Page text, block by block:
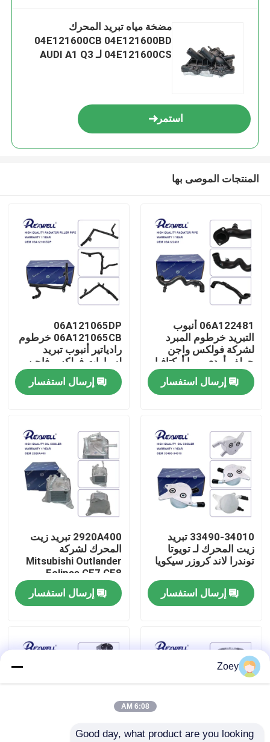
المنزل
المنتجات
فيديوهات
حولنا
جولة في المصنع
مراقبة الجودة
أخبار
اطلب اقتباس
مضخة مياه تبريد المحرك
04E121600CB 04E121600BD
04E121600CS لـ AUDI A1 Q3
استمر
المنتجات الموصى بها
06A122481 أنبوب
التبريد خرطوم المبرد
لشركة فولكس واجن
جولف أودي بورا أوكتافيا
إرسال استفسار
06A121065DP
06A121065CB خرطوم
رادياتير أنبوب تبريد
لسيارات فولكس فاجن
جيتا جولف أودي سيات
سكودا إرسال استفسار
33490-34010 تبريد
زيت المحرك لـ تويوتا
توندرا لاند كروزر سيكويا
إرسال استفسار
2920A400 تبريد زيت
المحرك لشركة
Mitsubishi Outlander
Eclipse GF7 GF8
2012-2016
إرسال استفسار
Zoey
6:08 AM
Good day, what product are you looking